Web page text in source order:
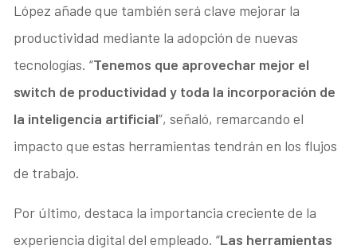
López añade que también será clave mejorar la
productividad mediante la adopción de nuevas
tecnologías. “Tenemos que aprovechar mejor el
switch de productividad y toda la incorporación de
la inteligencia artificial”, señaló, remarcando el
impacto que estas herramientas tendrán en los flujos
de trabajo.
Por último, destaca la importancia creciente de la
experiencia digital del empleado. “Las herramientas